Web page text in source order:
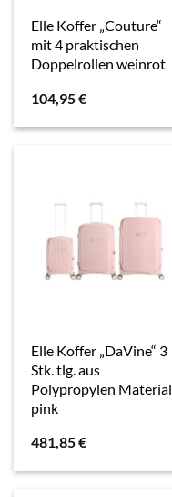
Elle Koffer „Couture“
mit 4 praktischen
Doppelrollen weinrot
104,95€
Elle Koffer „DaVine“ 3
Stk. tlg. aus
Polypropylen Material
pink
481,85€